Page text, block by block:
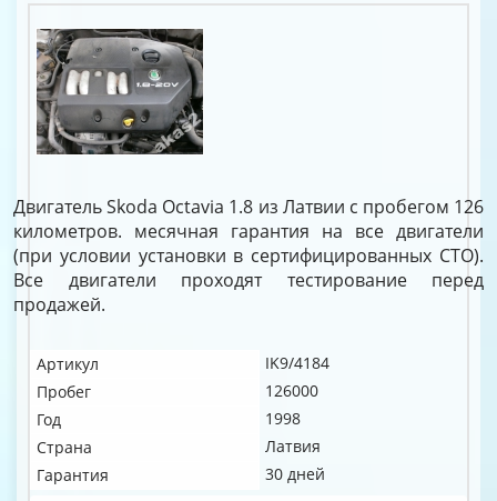
Двигатель Skoda Octavia 1.8 из Латвии с пробегом 126
километров. месячная гарантия на все двигатели
(при условии установки в сертифицированных СТО).
Все двигатели проходят тестирование перед
продажей.
Артикул
IK9/4184
Пробег
126000
Год
1998
Страна
Латвия
Гарантия
30 дней